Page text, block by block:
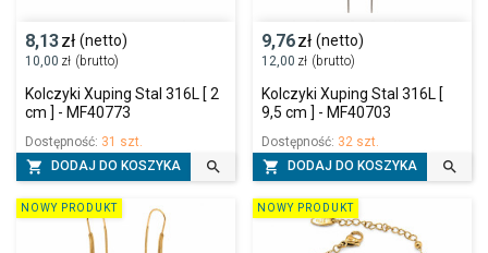
8,13zł (netto)
10,00 zł (brutto)
Kolczyki Xuping Stal 316L [ 2
cm ] - MF40773
Dostępność: 31 szt.
 DODAJ DO KOSZYKA 
9,76zł (netto)
12,00 zł (brutto)
Kolczyki Xuping Stal 316L [
9,5 cm ] - MF40703
Dostępność: 32 szt.
 DODAJ DO KOSZYKA 
NOWY PRODUKT NOWY PRODUKT